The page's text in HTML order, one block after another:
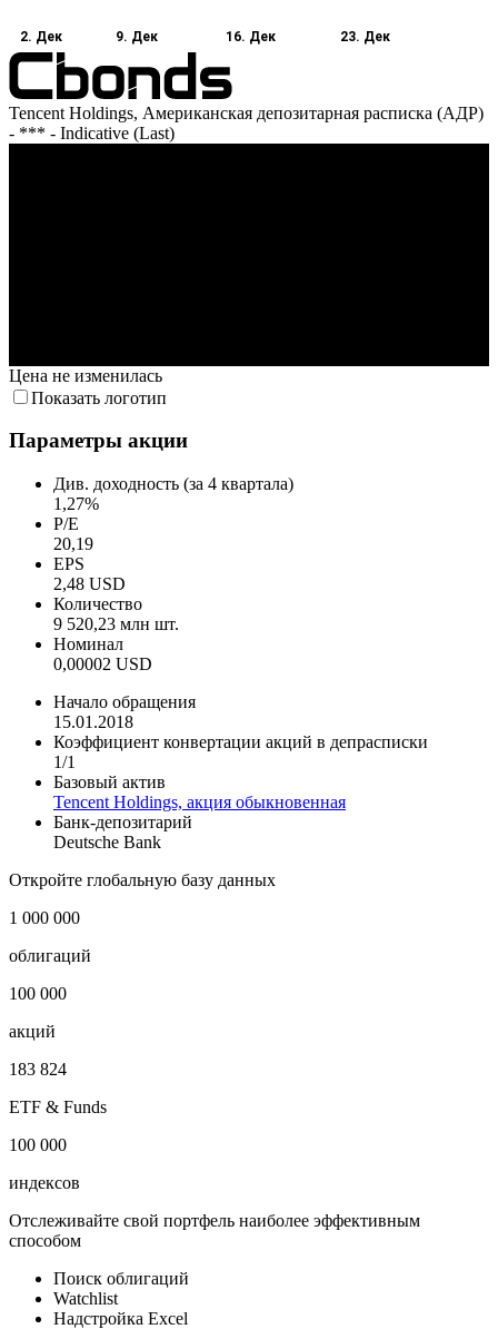
2. Дек 9. Дек 16. Дек 23. Дек
Tencent Holdings, Американская депозитарная расписка (АДР)
- *** - Indicative (Last)
Цена не изменилась
Показать логотип
Параметры акции
Див. доходность (за 4 квартала)
1,27%
P/E
20,19
EPS
2,48 USD
Количество
9 520,23 млн шт.
Номинал
0,00002 USD
Начало обращения
15.01.2018
Коэффициент конвертации акций в депрасписки
1/1
Базовый актив
Tencent Holdings, акция обыкновенная
Банк-депозитарий
Deutsche Bank
Откройте глобальную базу данных
1 000 000
облигаций
100 000
акций
183 824
ETF & Funds
100 000
индексов
Отслеживайте свой портфель наиболее эффективным
способом
Поиск облигаций
Watchlist
Надстройка Excel